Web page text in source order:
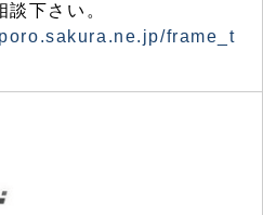
下さい。
frame_t